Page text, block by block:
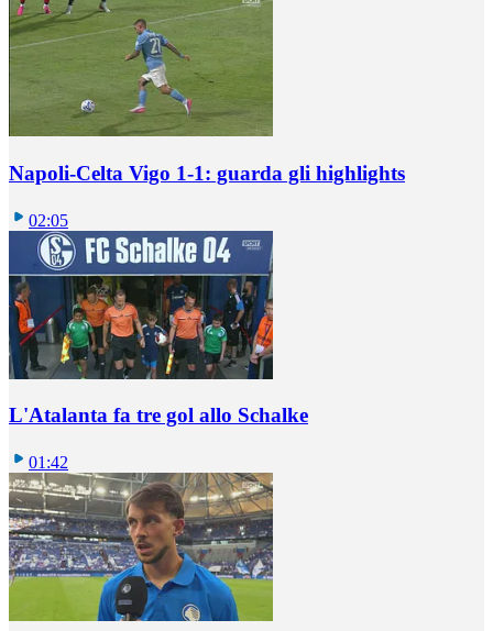
Napoli-Celta Vigo 1-1: guarda gli highlights
02:05
L'Atalanta fa tre gol allo Schalke
01:42